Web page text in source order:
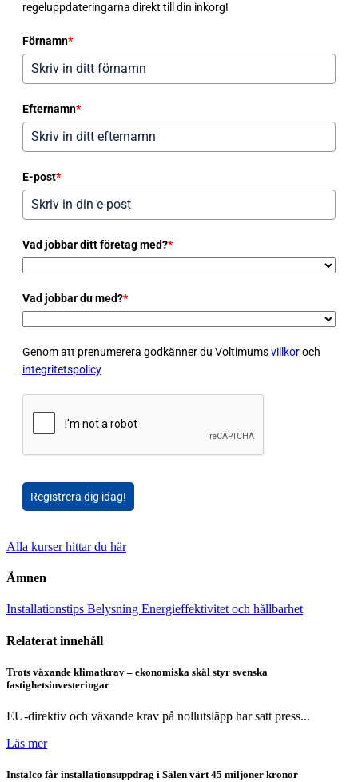
regeluppdateringarna direkt till din inkorg!
Förnamn*
Efternamn*
E-post*
Vad jobbar ditt företag med?*
Vad jobbar du med?*
Genom att prenumerera godkänner du Voltimumsvillkoroch
integritetspolicy
Registrera dig idag!
Alla kurser hittar du här
Ämnen
Installationstips Belysning Energieffektivitet och hållbarhet
Relaterat innehåll
Trots växande klimatkrav – ekonomiska skäl styr svenska
fastighetsinvesteringar
EU-direktiv och växande krav på nollutsläpp har satt press...
Läs mer
Instalco får installationsuppdrag i Sälen värt 45 miljoner kronor